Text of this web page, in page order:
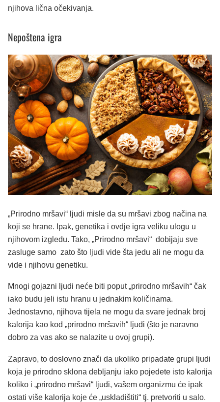
njihova lična očekivanja.
Nepoštena igra
„Prirodno mršavi“ ljudi misle da su mršavi zbog načina na
koji se hrane. Ipak, genetika i ovdje igra veliku ulogu u
njihovom izgledu. Tako, „Prirodno mršavi“ dobijaju sve
zasluge samo zato što ljudi vide šta jedu ali ne mogu da
vide i njihovu genetiku.
Mnogi gojazni ljudi neće biti poput „prirodno mršavih“ čak
iako budu jeli istu hranu u jednakim količinama.
Jednostavno, njihova tijela ne mogu da svare jednak broj
kalorija kao kod „prirodno mršavih“ ljudi (što je naravno
dobro za vas ako se nalazite u ovoj grupi).
Zapravo, to doslovno znači da ukoliko pripadate grupi ljudi
koja je prirodno sklona debljanju iako pojedete isto kalorija
koliko i „prirodno mršavi“ ljudi, vašem organizmu će ipak
ostati više kalorija koje će „uskladištiti“ tj. pretvoriti u salo.